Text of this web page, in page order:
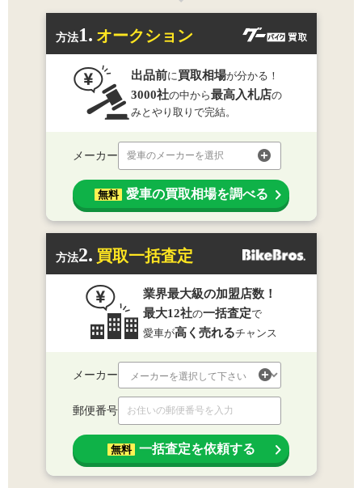
方法1. オークション
出品前に買取相場が分かる！
3000社の中から最高入札店の
みとやり取りで完結。
メーカー 愛車のメーカーを選択
無料 愛車の買取相場を調べる
方法2. 買取一括査定
業界最大級の加盟店数！
最大12社の一括査定で
愛車が高く売れるチャンス
メーカー
郵便番号
無料 一括査定を依頼する